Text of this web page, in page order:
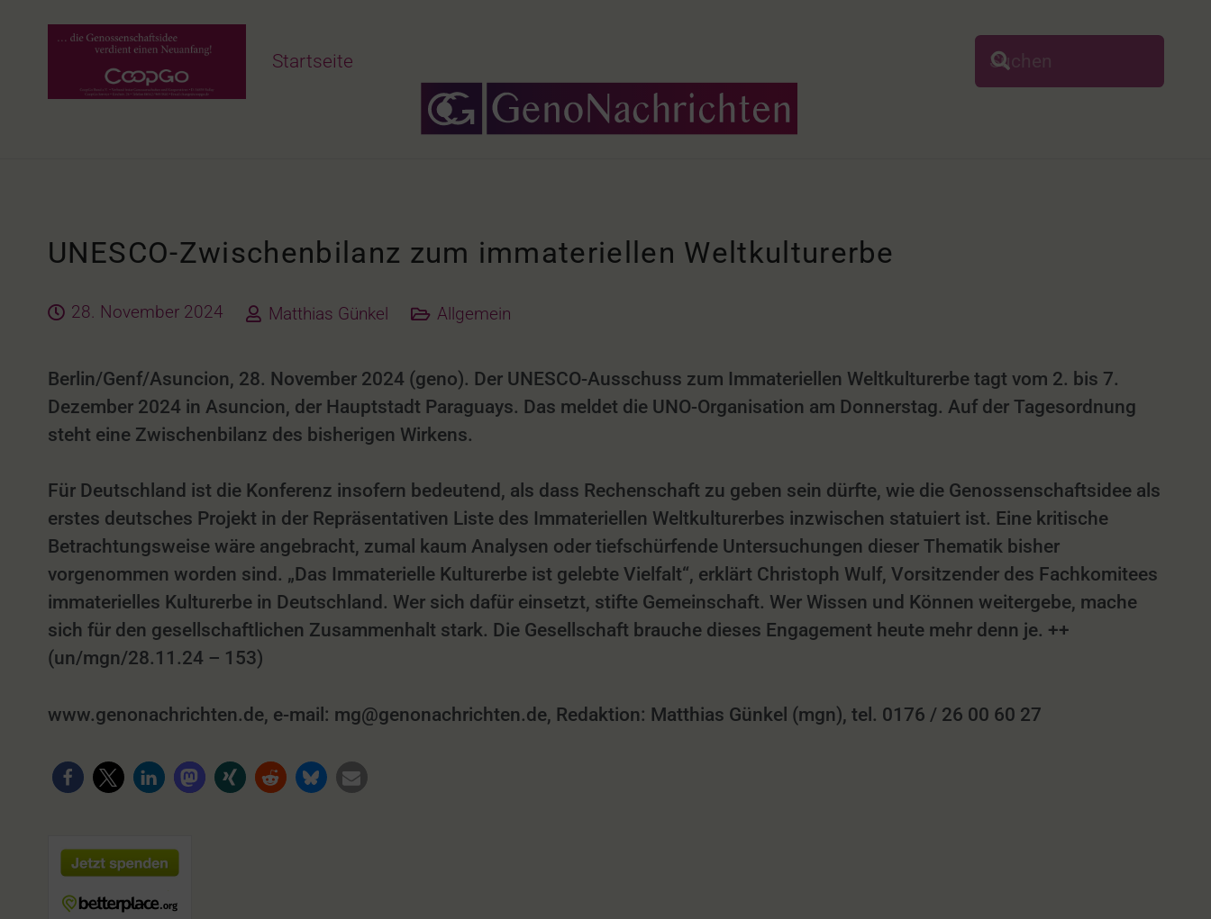
Startseite
UNESCO-Zwischenbilanz zum immateriellen Weltkulturerbe
28. November 2024 Matthias Günkel Allgemein
Berlin/Genf/Asuncion, 28. November 2024 (geno). Der UNESCO-Ausschuss zum Immateriellen Weltkulturerbe tagt vom 2. bis 7.
Dezember 2024 in Asuncion, der Hauptstadt Paraguays. Das meldet die UNO-Organisation am Donnerstag. Auf der Tagesordnung
steht eine Zwischenbilanz des bisherigen Wirkens.
Für Deutschland ist die Konferenz insofern bedeutend, als dass Rechenschaft zu geben sein dürfte, wie die Genossenschaftsidee als
erstes deutsches Projekt in der Repräsentativen Liste des Immateriellen Weltkulturerbes inzwischen statuiert ist. Eine kritische
Betrachtungsweise wäre angebracht, zumal kaum Analysen oder tiefschürfende Untersuchungen dieser Thematik bisher
vorgenommen worden sind. „Das Immaterielle Kulturerbe ist gelebte Vielfalt“, erklärt Christoph Wulf, Vorsitzender des Fachkomitees
immaterielles Kulturerbe in Deutschland. Wer sich dafür einsetzt, stifte Gemeinschaft. Wer Wissen und Können weitergebe, mache
sich für den gesellschaftlichen Zusammenhalt stark. Die Gesellschaft brauche dieses Engagement heute mehr denn je. ++
(un/mgn/28.11.24 – 153)
www.genonachrichten.de, e-mail: mg@genonachrichten.de, Redaktion: Matthias Günkel (mgn), tel. 0176 / 26 00 60 27